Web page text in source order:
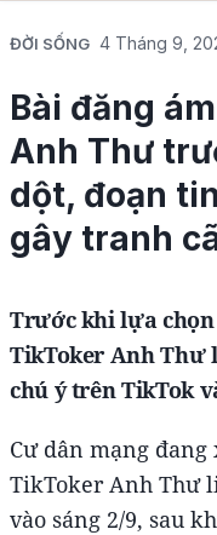
ĐỜI SỐNG 4 Tháng 9,
Bài đăng
Anh Thư
dột, đoạn
gây tranh
Trước khi lựa
TikToker Anh Thư
chú ý trên TikTok
Cư dân mạng
TikToker Anh Thư
vào sáng 2/9, sau